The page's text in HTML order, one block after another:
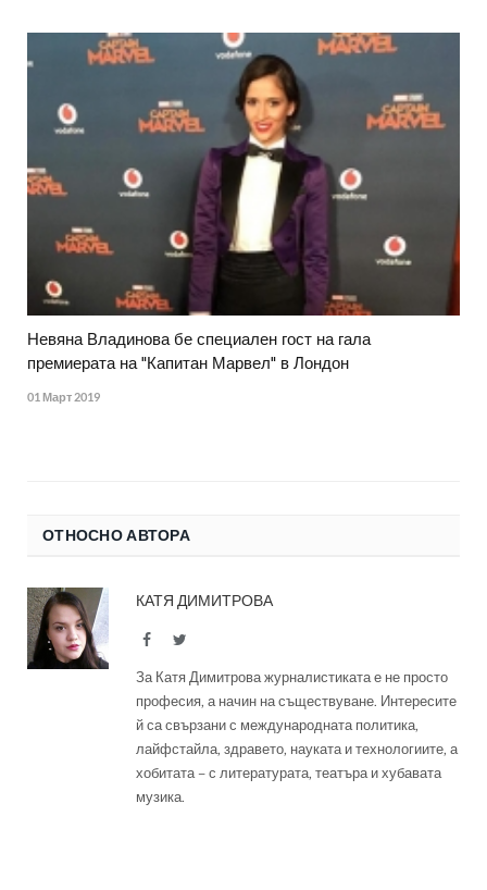
Невяна Владинова бе специален гост на гала
премиерата на "Капитан Марвел" в Лондон
01 Март 2019
ОТНОСНО АВТОРА
КАТЯ ДИМИТРОВА
FacebookTwitter
За Катя Димитрова журналистиката е не просто
професия, а начин на съществуване. Интересите
й са свързани с международната политика,
лайфстайла, здравето, науката и технологиите, а
хобитата – с литературата, театъра и хубавата
музика.